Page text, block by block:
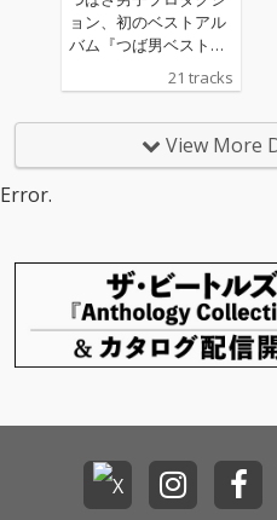
ョン、初のベストアル
バム『つば男ベスト』
『つば男インストベス
ト』の2作品配信リリ
は、CUBERS、THE SU
PER FRUIT、世が世な
とつば男AP（CUBER
S）のTAKAを加えた総
勢20名が、本アルバム
のために歌唱した新録
「Samenaide」を含む
ネージャー・堀切裕真
をはじめ、高橋芳朗、
南波一海、坂井彩花、
21 tracks
View More
Error.